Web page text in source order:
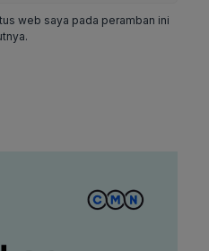
web saya pada peramban ini